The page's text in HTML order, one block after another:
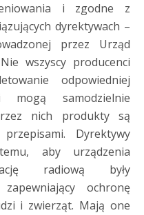
i zgodne z
dyrektywach –
przez Urząd
wszyscy producenci
odpowiedniej
mogą samodzielnie
nich produkty są
Dyrektywy
aby urządzenia
radiową były
ochronę
i zwierząt. Mają one